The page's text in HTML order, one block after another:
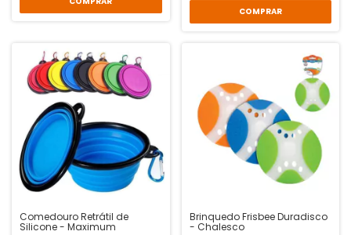
COMPRAR
Comedouro Retrátil de
Silicone - Maximum
Brinquedo Frisbee Duradisco
- Chalesco